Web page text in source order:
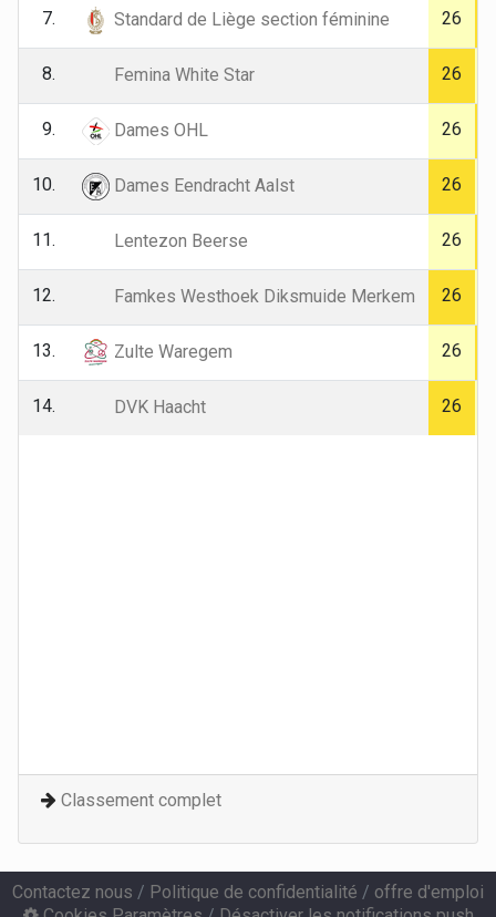
7. Standard de Liège section féminine 26
8. Femina White Star 26
9. Dames OHL 26
10. Dames Eendracht Aalst 26
11. Lentezon Beerse 26
12. Famkes Westhoek Diksmuide Merkem 26
13. Zulte Waregem 26
14. DVK Haacht 26
Classement complet
Contactez nous / Politique de confidentialité / offre d'emploi